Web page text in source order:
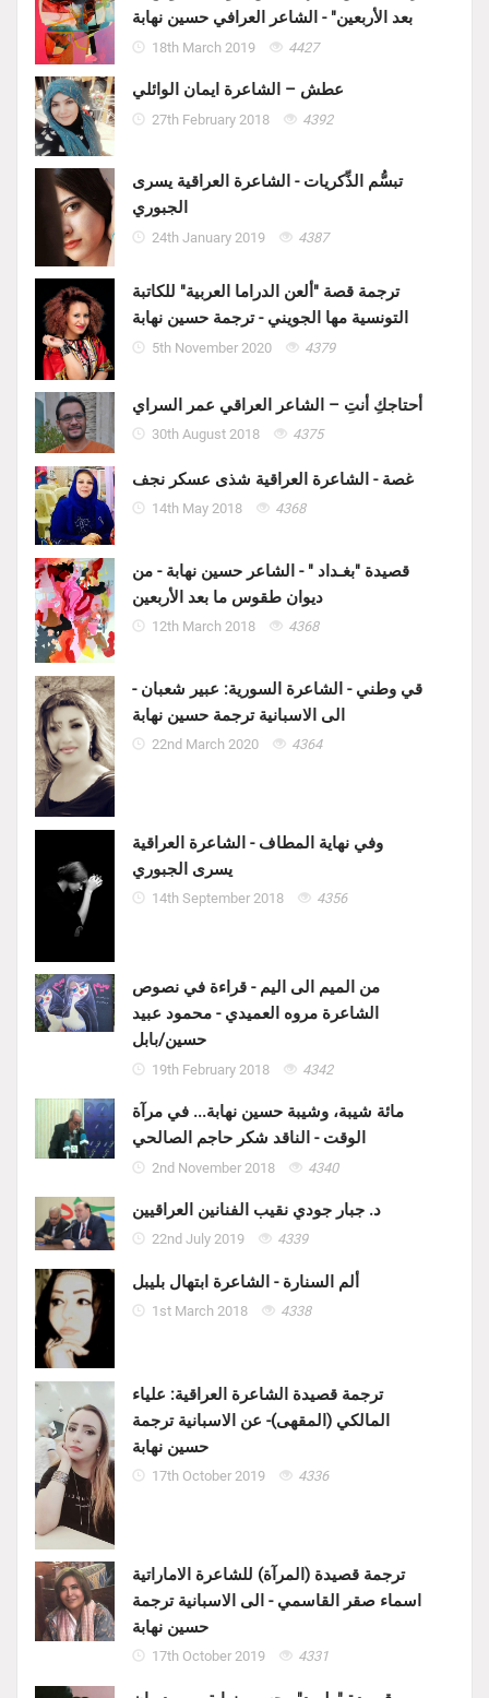
بعد الأربعين" - الشاعر العرافي حسين نهابة
18th March 2019 4427
عطش – الشاعرة ايمان الوائلي
27th February 2018 4392
تبسُّم الذِّكريات - الشاعرة العراقية يسرى
الجبوري
24th January 2019 4387
ترجمة قصة "ألعن الدراما العربية" للكاتبة
التونسية مها الجويني - ترجمة حسين نهابة
5th November 2020 4379
أحتاجكِ أنتِ – الشاعر العراقي عمر السراي
30th August 2018 4375
غصة - الشاعرة العراقية شذى عسكر نجف
14th May 2018 4368
قصيدة "بغـداد " - الشاعر حسين نهابة - من
ديوان طقوس ما بعد الأربعين
12th March 2018 4368
قي وطني - الشاعرة السورية: عبير شعبان -
الى الاسبانية ترجمة حسين نهابة
22nd March 2020 4364
وفي نهاية المطاف - الشاعرة العراقية
يسرى الجبوري
14th September 2018 4356
من الميم الى اليم - قراءة في نصوص
الشاعرة مروه العميدي - محمود عبيد
حسين/بابل
19th February 2018 4342
مائة شيبة، وشيبة حسين نهابة... في مرآة
الوقت - الناقد شكر حاجم الصالحي
2nd November 2018 4340
د. جبار جودي نقيب الفنانين العراقيين
22nd July 2019 4339
ألم السنارة - الشاعرة ابتهال بليبل
1st March 2018 4338
ترجمة قصيدة الشاعرة العراقية: علياء
المالكي (المقهى)- عن الاسبانية ترجمة
حسين نهابة
17th October 2019 4336
ترجمة قصيدة (المرآة) للشاعرة الاماراتية
اسماء صقر القاسمي - الى الاسبانية ترجمة
حسين نهابة
17th October 2019 4331